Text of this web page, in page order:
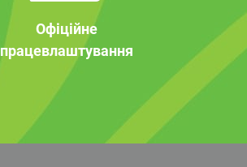
Офіційне
працевлаштування